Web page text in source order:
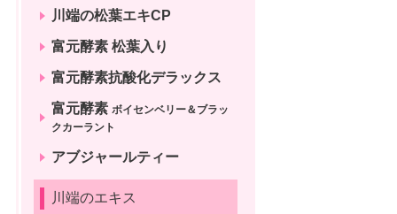
川端の松葉エキCP
富元酵素 松葉入り
富元酵素抗酸化デラックス
富元酵素 ボイセンベリー＆ブラッ
クカーラント
アブジャールティー
川端のエキス